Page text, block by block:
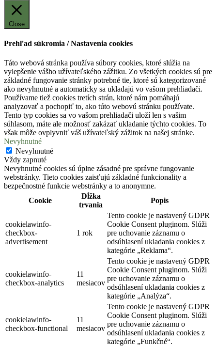
Close
Prehľad súkromia / Nastavenia cookies
Táto webová stránka používa súbory cookies, ktoré slúžia na
vylepšenie vášho užívateľského zážitku. Zo všetkých cookies sú pre
základné fungovanie stránky potrebné tie, ktoré sú kategorizované
ako nevyhnutné a automaticky sa ukladajú vo vašom prehliadači.
Používame tiež cookies tretích strán, ktoré nám pomáhajú
analyzovať a pochopiť to, ako túto webovú stránku používate.
Tento typ cookies sa vo vašom prehliadači uloží len s vašim
súhlasom, máte ale možnosť zakázať ukladanie týchto cookies. To
však môže ovplyvniť váš užívateľský zážitok na našej stránke.
Nevyhnutné
Nevyhnutné
Vždy zapnuté
Nevyhnutné cookies sú úplne zásadné pre správne fungovanie
webstránky. Tieto cookies zaisťujú základné funkcionality a
bezpečnostné funkcie webstránky a to anonymne.
Cookie
Dĺžka
trvania
Popis
cookielawinfo-
checkbox-
advertisement
1 rok
Tento cookie je nastavený GDPR
Cookie Consent pluginom. Slúži
pre uchovanie záznamu o
odsúhlasení ukladania cookies z
kategórie „Reklama“.
cookielawinfo-
checkbox-analytics
11
mesiacov
Tento cookie je nastavený GDPR
Cookie Consent pluginom. Slúži
pre uchovanie záznamu o
odsúhlasení ukladania cookies z
kategórie „Analýza“.
cookielawinfo-
checkbox-functional
11
mesiacov
Tento cookie je nastavený GDPR
Cookie Consent pluginom. Slúži
pre uchovanie záznamu o
odsúhlasení ukladania cookies z
kategórie „Funkčné“.